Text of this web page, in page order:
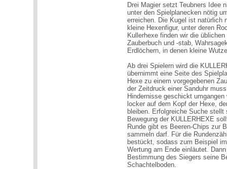
Drei Magier setzt Teubners Idee
unter den Spielplanecken nötig
erreichen. Die Kugel ist natürlich
kleine Hexenfigur, unter deren
Kullerhexe finden wir die
Zauberbuch und -stab,
Erdlöchern, in denen kleine
Ab drei Spielern wird die
übernimmt eine Seite des
Hexe zu einem vorgegebenen
der Zeitdruck einer Sanduhr
Hindernisse geschickt
locker auf dem Kopf der Hexe,
bleiben. Erfolgreiche Suche
Bewegung der KULLERHEXE
Runde gibt es Beeren-Chips zur
sammeln darf. Für die
bestückt, sodass zum Beispiel
Wertung am Ende einläutet.
Bestimmung des Siegers seine
Schachtelboden.